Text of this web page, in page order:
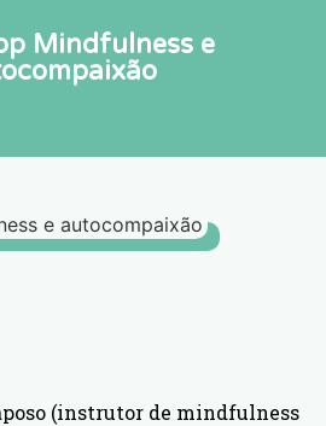
Mindfulness e
(instrutor de mindfulness